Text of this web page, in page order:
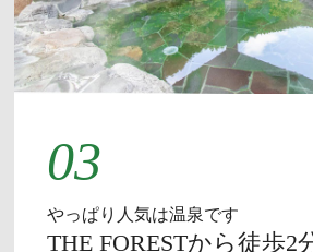
03
やっぱり人気は温泉です
THE FORESTから徒歩2